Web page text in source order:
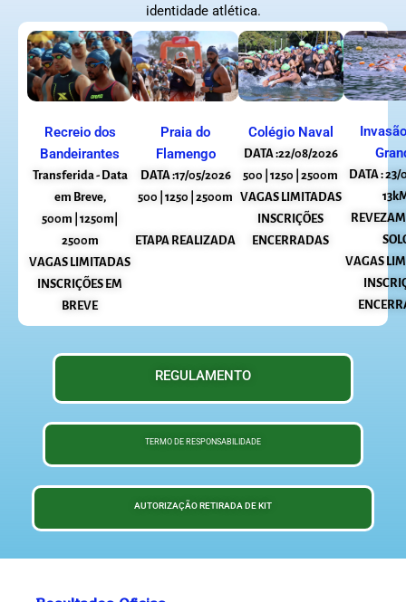
identidade atlética.
Recreio dos
Bandeirantes
Transferida - Data
em Breve,
500m | 1250m|
2500m
VAGAS LIMITADAS
INSCRIÇÕES EM
BREVE
Praia do
Flamengo
DATA :17/05/2026
500 | 1250 | 2500m
ETAPA REALIZADA
Colégio Naval
DATA :22/08/2026
500 | 1250 | 2500m
VAGAS LIMITADAS
INSCRIÇÕES
ENCERRADAS
DATA :
VAGAS
REGULAMENTO
TERMO DE RESPONSABILIDADE
AUTORIZAÇÃO RETIRADA DE KIT